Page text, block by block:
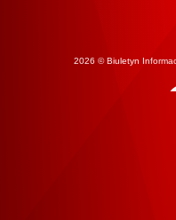
2026 © Biuletyn